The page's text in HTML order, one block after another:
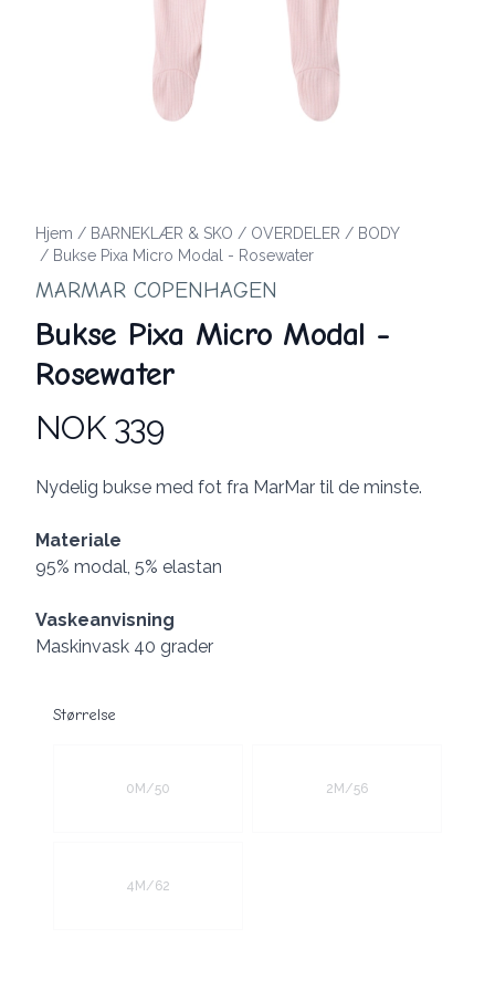
Hjem / BARNEKLÆR & SKO / OVERDELER / BODY
/ Bukse Pixa Micro Modal - Rosewater
MARMAR COPENHAGEN
Bukse Pixa Micro Modal -
Rosewater
Produktdetaljer
NOK 339
Description
Nydelig bukse med fot fra MarMar til de minste.
Materiale
95% modal, 5% elastan
Vaskeanvisning
Maskinvask 40 grader
Størrelse
0M/50 2M/56
4M/62